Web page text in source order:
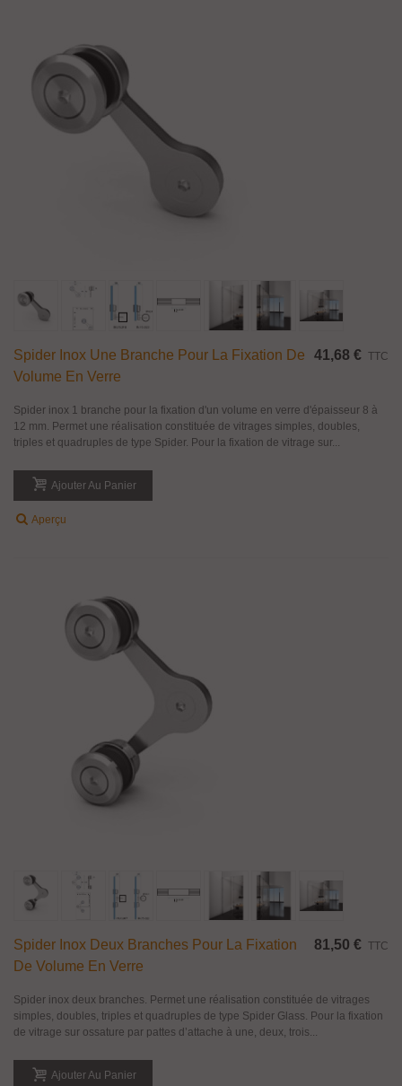
Spider Inox Une Branche Pour La Fixation De
Volume En Verre
41,68 € TTC
Spider inox 1 branche pour la fixation d'un volume en verre d'épaisseur 8 à
12 mm. Permet une réalisation constituée de vitrages simples, doubles,
triples et quadruples de type Spider. Pour la fixation de vitrage sur...
Ajouter Au Panier
Aperçu
Spider Inox Deux Branches Pour La Fixation
De Volume En Verre
81,50 € TTC
Spider inox deux branches. Permet une réalisation constituée de vitrages
simples, doubles, triples et quadruples de type Spider Glass. Pour la fixation
de vitrage sur ossature par pattes d’attache à une, deux, trois...
Ajouter Au Panier